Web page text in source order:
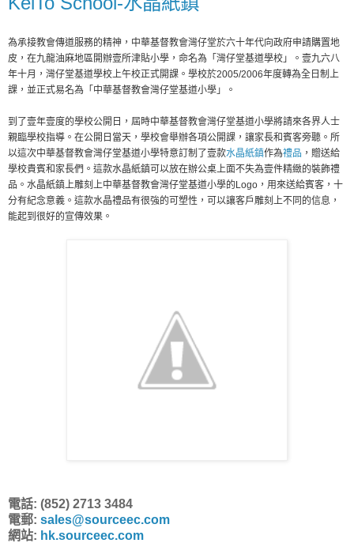
為承接教會傳道服務的精神，中華基督教會灣仔堂於六十年代向政府申請購置地
皮，在九龍油麻地區開辦壹所津貼小學，命名為「灣仔堂基道學校」。壹九六八
年十月，灣仔堂基道學校上午校正式開課。學校於2005/2006年度轉為全日制上
課，並正式易名為「中華基督教會灣仔堂基道小學」。
到了壹年壹度的學校公開日，屆時中華基督教會灣仔堂基道小學將請來各界人士
親臨學校指導。在公開日當天，學校會舉辦各項公開課，讓家長和賓客旁聽。所
以這次中華基督教會灣仔堂基道小學特意訂制了壹款水晶紙鎮作為禮品 ，贈送給
學校貴賓和家長們。這款水晶紙鎮可以放在辦公桌上面不失為壹件精緻的裝飾禮
品。水晶紙鎮上雕刻上中華基督教會灣仔堂基道小學的Logo，用來送給賓客，十
分有紀念意義。這款水晶禮品有很強的可塑性，可以讓客戶雕刻上不同的信息，
能起到很好的宣傳效果。
電話: (852) 2713 3484
電郵: sales@sourceec.com
網站: hk.sourceec.com